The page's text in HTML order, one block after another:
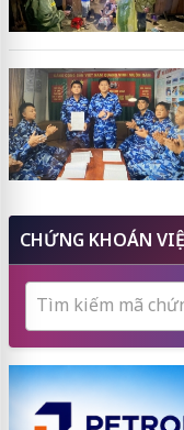
CHỨNG KHOÁN
Tìm kiếm mã